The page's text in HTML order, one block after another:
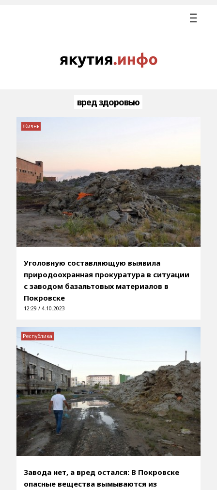
вред здоровью
Уголовную составляющую выявила
природоохранная прокуратура в ситуации
с заводом базальтовых материалов в
Покровске
12:29 / 4.10.2023
Жизнь
Завода нет, а вред остался: В Покровске
опасные вещества вымываются из
Республика